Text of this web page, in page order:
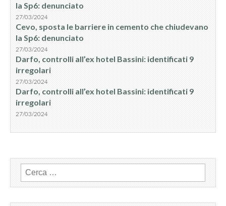
la Sp6: denunciato
27/03/2024
Cevo, sposta le barriere in cemento che chiudevano
la Sp6: denunciato
27/03/2024
Darfo, controlli all’ex hotel Bassini: identificati 9
irregolari
27/03/2024
Darfo, controlli all’ex hotel Bassini: identificati 9
irregolari
27/03/2024
Ricerca
per: